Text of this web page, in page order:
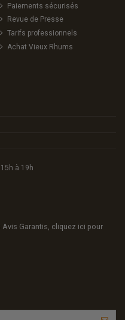
Paiements sécurisés
Revue de Presse
Tarifs professionnels
Achat Vieux Rhums
à 19h
Garantis, cliquez ici pour